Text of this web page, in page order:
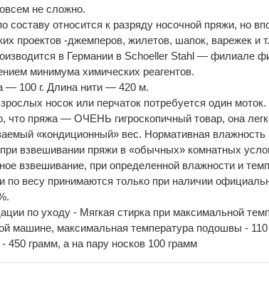
не сложно.
составу относится к разряду носочной пряжи, но
проектов -джемперов, жилетов, шапок, варежек и
в Германии в Schoeller Stahl — филиале
минимума химических реагентов.
— 100 г. Длина нити — 420 м.
носок или перчаток потребуется один моток.
что пряжа — ОЧЕНЬ гигроскопичный товар, она
«кондиционный» вес. Нормативная
взвешивании пряжи в «обычных» комнатных
взвешивание, при определенной влажности и
по весу принимаются только при наличии
по уходу - Мягкая стирка при максимальной
машине, максимальная температура подошвы -
450 грамм, а на пару носков 100 грамм